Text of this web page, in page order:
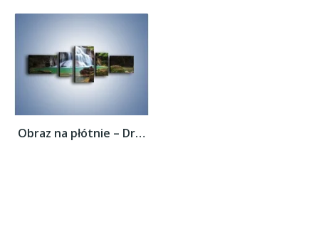
Obraz na płótnie – Drzewa schowane za...